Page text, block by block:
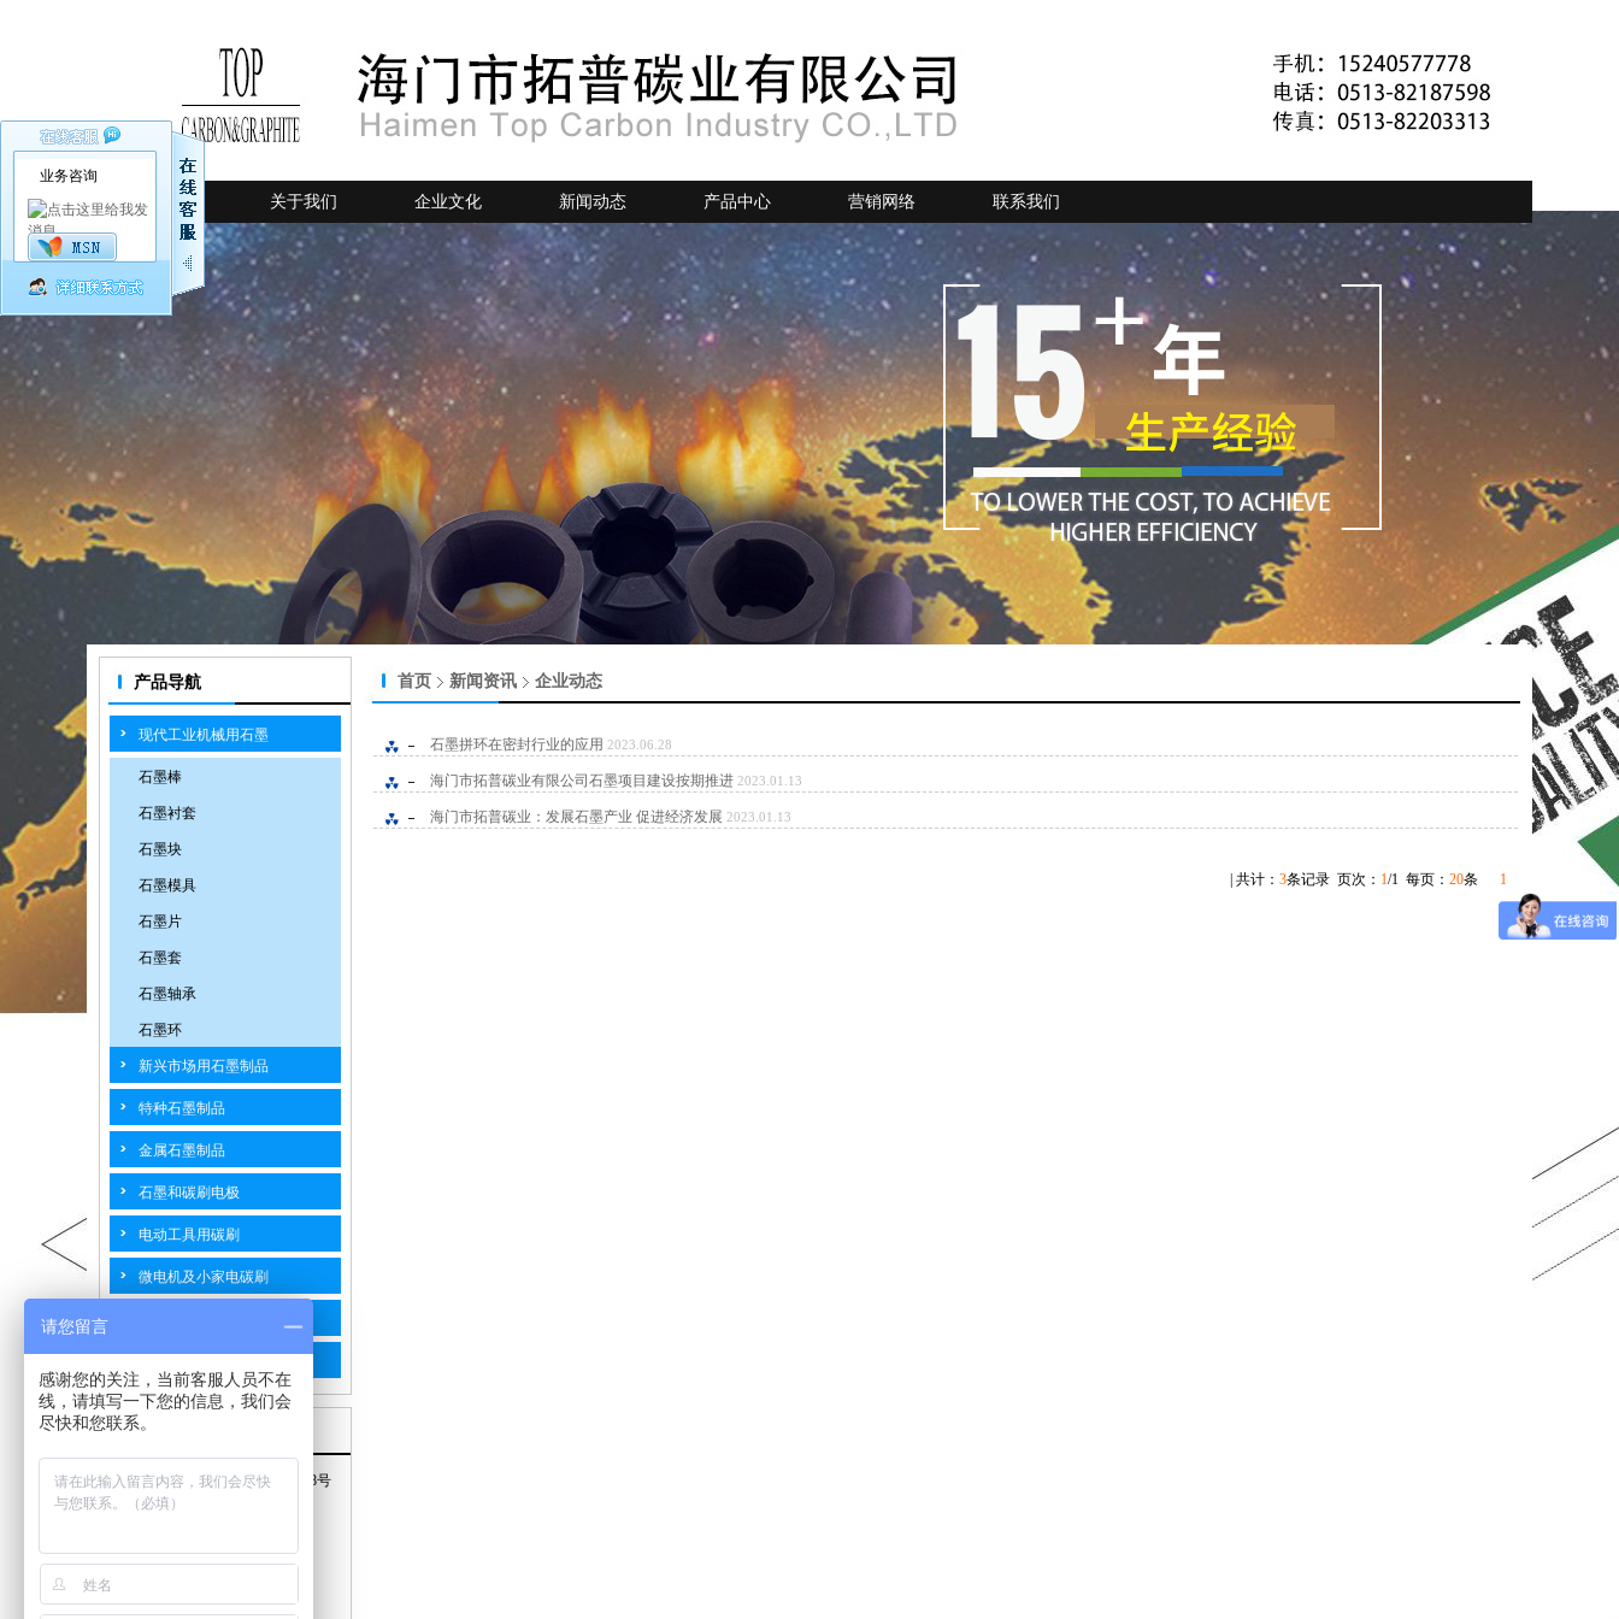
网站首页 关于我们 企业文化 新闻动态 产品中心 营销网络 联系我们
产品导航
现代工业机械用石墨
石墨棒
石墨衬套
石墨块
石墨模具
石墨片
石墨套
石墨轴承
石墨环
新兴市场用石墨制品
特种石墨制品
金属石墨制品
石墨和碳刷电极
电动工具用碳刷
微电机及小家电碳刷
联系我们
地址：江苏省海门市南海路768号
手机：15240577778
电话：0513-82187598
首页 新闻资讯 企业动态
石墨拼环在密封行业的应用 2023.06.28
海门市拓普碳业有限公司石墨项目建设按期推进 2023.01.13
海门市拓普碳业：发展石墨产业 促进经济发展 2023.01.13
| 共计： 3条记录 页次： 1/1 每页： 20条 1
业务咨询
请您留言
感谢您的关注，当前客服人员不在
线，请填写一下您的信息，我们会
尽快和您联系。